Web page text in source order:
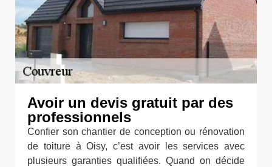
Avoir un devis gratuit par des
professionnels
Confier son chantier de conception ou rénovation
de toiture à Oisy, c’est avoir les services avec
plusieurs garanties qualifiées. Quand on décide